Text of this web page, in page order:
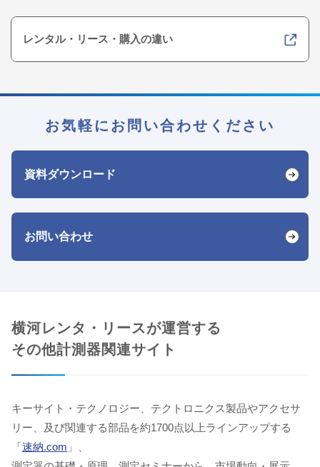
レンタル・リース・購入の違い
お気軽にお問い合わせください
資料ダウンロード
お問い合わせ
横河レンタ・リースが運営する
その他計測器関連サイト
キーサイト・テクノロジー、テクトロニクス製品やアクセサ
リー、及び関連する部品を約1700点以上ラインアップする
「速納.com 」、